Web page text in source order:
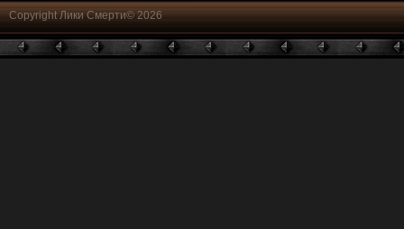
Copyright Лики Смерти© 2026